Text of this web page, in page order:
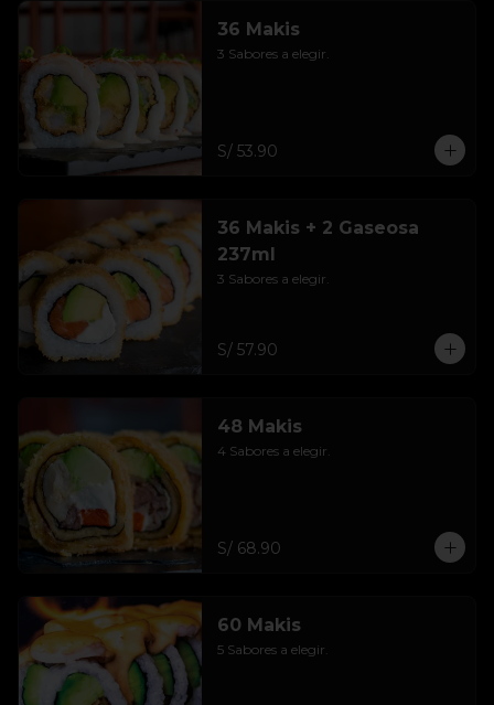
36 Makis
3 Sabores a elegir.
S/ 53.90
36 Makis + 2 Gaseosa
237ml
3 Sabores a elegir.
S/ 57.90
48 Makis
4 Sabores a elegir.
S/ 68.90
60 Makis
5 Sabores a elegir.